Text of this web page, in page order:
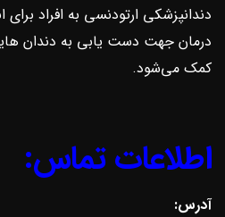
دندانپزشکی ارتودنسی به افراد
درمان جهت دست یابی به دندان
کمک می‌شود.
اطلاعات تماس:
آدرس: